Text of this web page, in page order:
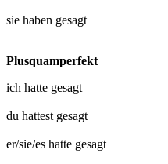
sie haben gesagt
Plusquamperfekt
ich hatte gesagt
du hattest gesagt
er/sie/es hatte gesagt